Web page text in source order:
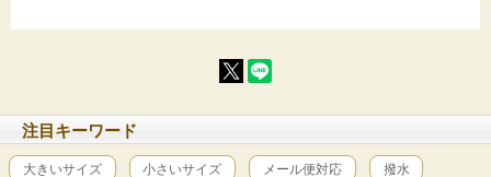
注目キーワード
大きいサイズ 小さいサイズ メール便対応 撥水